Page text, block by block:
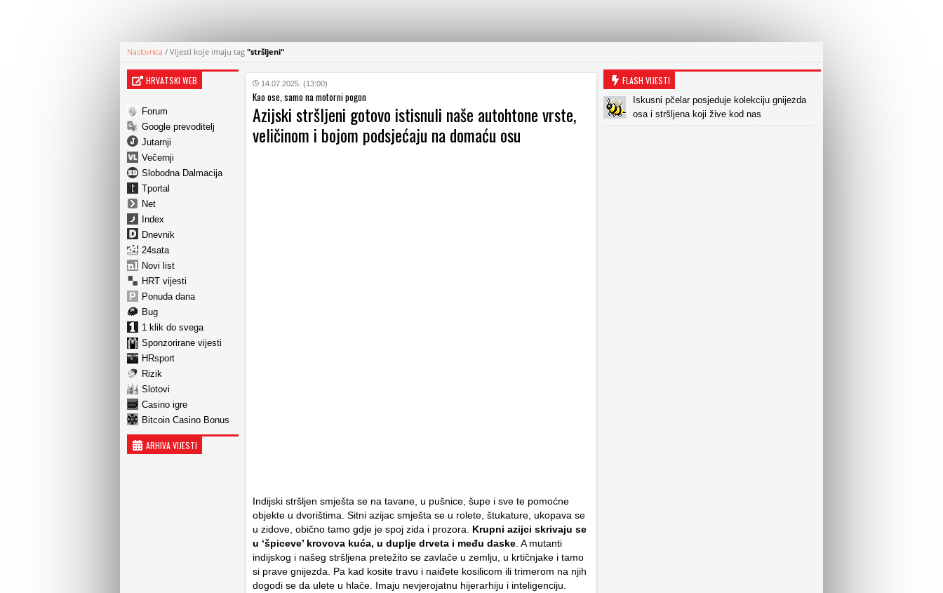
Naslovnica / Vijesti koje imaju tag "stršljeni"
HRVATSKI WEB
Forum
Google prevoditelj
Jutarnji
Večernji
Slobodna Dalmacija
Tportal
Net
Index
Dnevnik
24sata
Novi list
HRT vijesti
Ponuda dana
Bug
1 klik do svega
Sponzorirane vijesti
HRsport
Rizik
Slotovi
Casino igre
Bitcoin Casino Bonus
ARHIVA VIJESTI
14.07.2025. (13:00)
Kao ose, samo na motorni pogon
Azijski stršljeni gotovo istisnuli naše autohtone vrste,
veličinom i bojom podsjećaju na domaću osu
Indijski stršljen smješta se na tavane, u pušnice, šupe i sve te pomoćne
objekte u dvorištima. Sitni azijac smješta se u rolete, štukature, ukopava se
u zidove, obično tamo gdje je spoj zida i prozora.
Krupni azijci skrivaju se
u ‘špiceve’ krovova kuća, u duplje drveta i među daske . A mutanti
indijskog i našeg stršljena pretežito se zavlače u zemlju, u krtičnjake i tamo
si prave gnijezda. Pa kad kosite travu i naiđete kosilicom ili trimerom na njih
dogodi se da ulete u hlače. Imaju nevjerojatnu hijerarhiju i inteligenciju.
FLASH VIJESTI
Iskusni pčelar posjeduje kolekciju gnijezda
osa i stršljena koji žive kod nas